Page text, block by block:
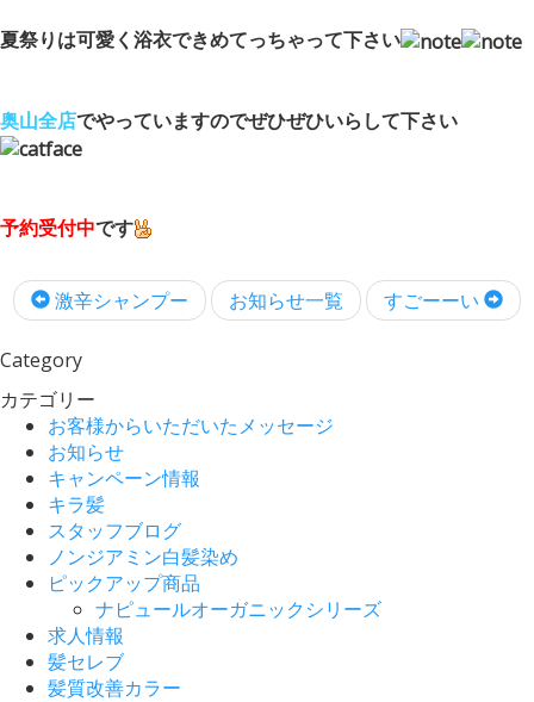
夏祭りは可愛く浴衣できめてっちゃって下さい
奥山全店でやっていますのでぜひぜひいらして下さい
予約受付中です
激辛シャンプー お知らせ一覧 すごーーい
Category
カテゴリー
お客様からいただいたメッセージ
お知らせ
キャンペーン情報
キラ髪
スタッフブログ
ノンジアミン白髪染め
ピックアップ商品
ナピュールオーガニックシリーズ
求人情報
髪セレブ
髪質改善カラー